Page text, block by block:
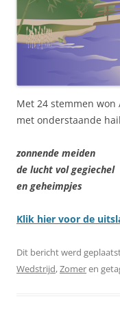
Met 24 stemmen won
met onderstaande
zonnende meiden
de lucht vol gegiechel
en geheimpjes
Klik hier voor de
Dit bericht werd
Wedstrijd,Zomeren